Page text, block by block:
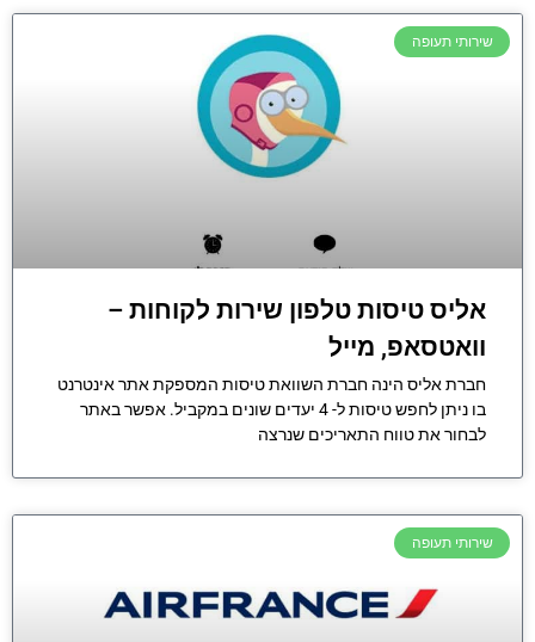
שירותי תעופה
אליס טיסות טלפון שירות לקוחות –
וואטסאפ, מייל
חברת אליס הינה חברת השוואת טיסות המספקת אתר אינטרנט
בו ניתן לחפש טיסות ל- 4 יעדים שונים במקביל. אפשר באתר
לבחור את טווח התאריכים שנרצה
שירותי תעופה